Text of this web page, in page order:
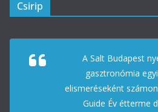
Csirip
A Salt Budapest
gasztronómia
elismeréseként
Guide Év étterme